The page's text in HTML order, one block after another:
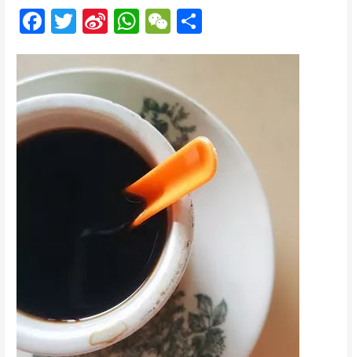
F
ac
e
b
o
T
w
itt
er
Si
n
a
W
ei
b
W
h
at
s
A
p
p
W
e
h
at
分
享